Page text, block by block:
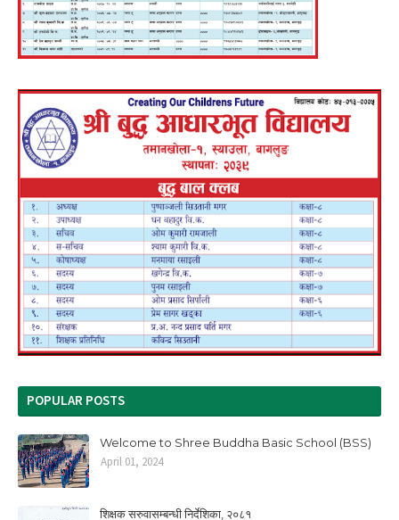
POPULAR POSTS
Welcome to Shree Buddha Basic School (BSS)
April 01, 2024
शिक्षक सरुवासम्बन्धी निर्देशिका, २०८१